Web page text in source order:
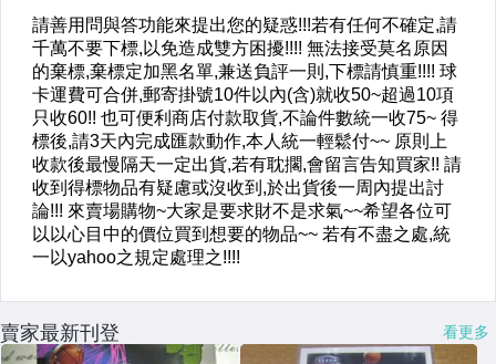
賣家最新刊登 看更多